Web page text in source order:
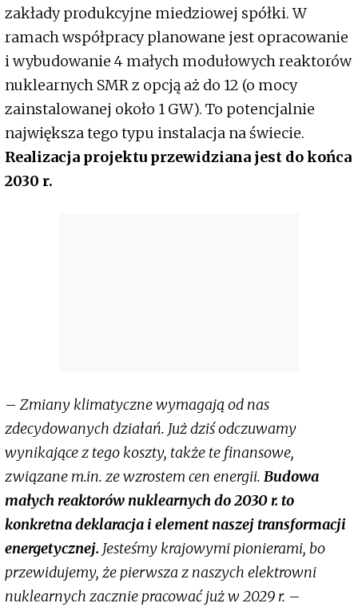
zakłady produkcyjne miedziowej spółki. W
ramach współpracy planowane jest opracowanie
i wybudowanie 4 małych modułowych reaktorów
nuklearnych SMR z opcją aż do 12 (o mocy
zainstalowanej około 1 GW). To potencjalnie
największa tego typu instalacja na świecie.
Realizacja projektu przewidziana jest do końca
2030 r.
– Zmiany klimatyczne wymagają od nas
zdecydowanych działań. Już dziś odczuwamy
wynikające z tego koszty, także te finansowe,
związane m.in. ze wzrostem cen energii. Budowa
małych reaktorów nuklearnych do 2030 r. to
konkretna deklaracja i element naszej transformacji
energetycznej. Jesteśmy krajowymi pionierami, bo
przewidujemy, że pierwsza z naszych elektrowni
nuklearnych zacznie pracować już w 2029 r. –